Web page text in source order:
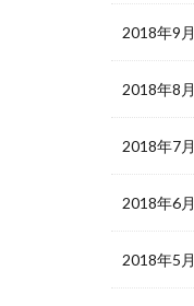
2018年9月
2018年8月
2018年7月
2018年6月
2018年5月